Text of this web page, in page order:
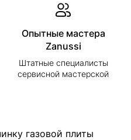
Опытные мастера
Zanussi
Штатные специалисты
сервисной мастерской
газовой плиты